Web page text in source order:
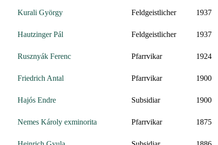
Kurali György Feldgeistlicher 1937
Hautzinger Pál Feldgeistlicher 1937
Rusznyák Ferenc Pfarrvikar 1924
Friedrich Antal Pfarrvikar 1900
Hajós Endre Subsidiar 1900
Nemes Károly exminorita Pfarrvikar 1875